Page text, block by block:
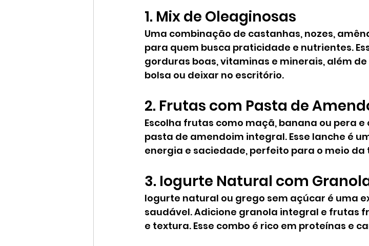
1. Mix de Oleaginosas
Uma combinação de castanhas, nozes,
para quem busca praticidade e nutrientes.
gorduras boas, vitaminas e minerais, além
bolsa ou deixar no escritório.
2. Frutas com Pasta de
Escolha frutas como maçã, banana ou pera
pasta de amendoim integral. Esse lanche é
energia e saciedade, perfeito para o meio da
3. Iogurte Natural com
Iogurte natural ou grego sem açúcar é uma
saudável. Adicione granola integral e frutas
e textura. Esse combo é rico em proteínas e